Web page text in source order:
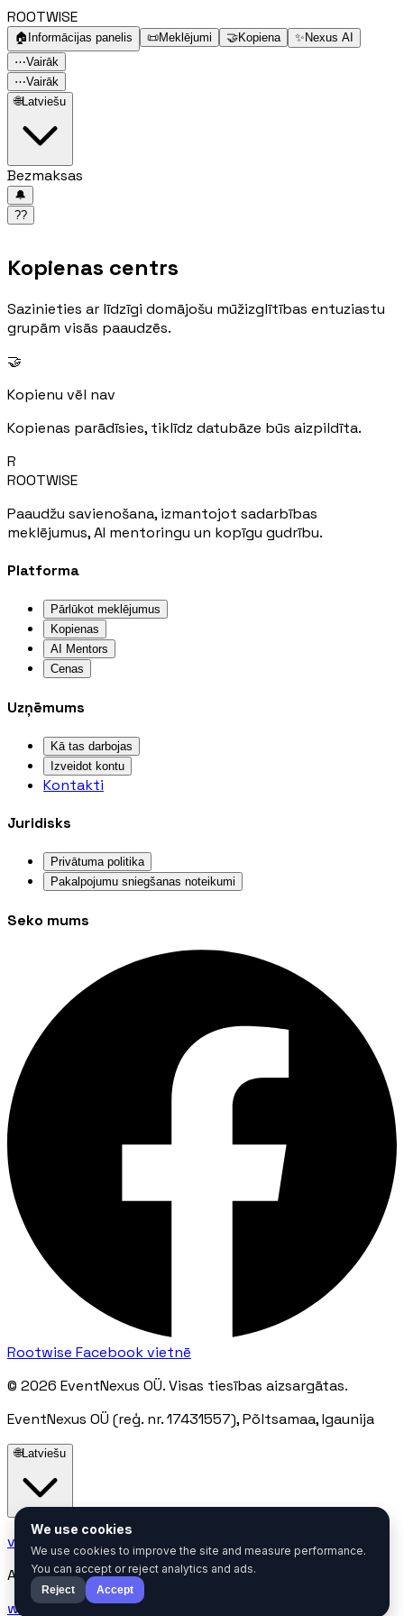
We use cookies
We use cookies to improve the site and measure performance.
You can accept or reject analytics and ads.
Reject Accept
ROOTWISE
🏠 Informācijas panelis 📜Meklējumi 🤝Kopiena ✨ Nexus AI
⋯Vairāk
⋯Vairāk
🌐Latviešu
Bezmaksas
🔔
??
Kopienas centrs
Sazinieties ar līdzīgi domājošu mūžizglītības entuziastu
grupām visās paaudzēs.
🤝
Kopienu vēl nav
Kopienas parādīsies, tiklīdz datubāze būs aizpildīta.
R
ROOTWISE
Paaudžu savienošana, izmantojot sadarbības
meklējumus, AI mentoringu un kopīgu gudrību.
Platforma
Pārlūkot meklējumus
Kopienas
AI Mentors
Cenas
Uzņēmums
Kā tas darbojas
Izveidot kontu
Kontakti
Juridisks
Privātuma politika
Pakalpojumu sniegšanas noteikumi
Seko mums
Rootwise Facebook vietnē
© 2026 EventNexus OÜ. Visas tiesības aizsargātas.
EventNexus OÜ (reģ. nr. 17431557), Põltsamaa, Igaunija
🌐Latviešu
villu@mail.eventnexus.eu
Atbildes laiks: 24 stundu laikā
www.eventnexus.eu